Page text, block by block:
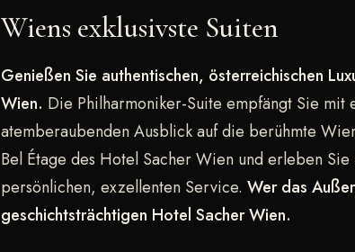
Wiens exklusivste Suiten
Genießen Sie authentischen, österreichischen
Wien. Die Philharmoniker-Suite empfängt Sie
atemberaubenden Ausblick auf die berühmte
Bel Étage des Hotel Sacher Wien und erleben
persönlichen, exzellenten Service. Wer das
geschichtsträchtigen Hotel Sacher Wien.